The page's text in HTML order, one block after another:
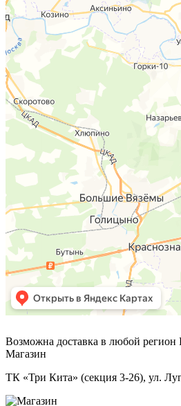
Возможна доставка в любой регион
Магазин
ТК «Три Кита» (секция 3-26), ул.